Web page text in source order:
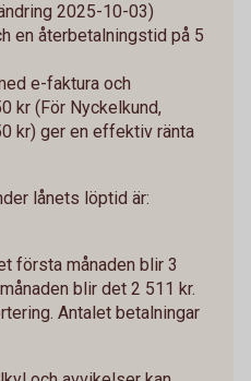
2025-10-03)
en återbetalningstid på 5
e-faktura och
kr (För Nyckelkund,
kr) ger en effektiv ränta
lånets löptid är:
första månaden blir 3
blir det 2 511 kr.
Antalet betalningar